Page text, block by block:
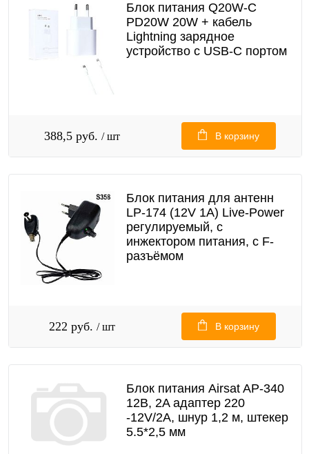
Блок питания Q20W-C
PD20W 20W + кабель
Lightning зарядное
устройство с USB-C портом
388,5 руб. / шт В корзину
Блок питания для антенн
LP-174 (12V 1A) Live-Power
регулируемый, с
инжектором питания, c F-
разъёмом
222 руб. / шт В корзину
Блок питания Airsat AP-340
12В, 2A адаптер 220
-12V/2A, шнур 1,2 м, штекер
5.5*2,5 мм